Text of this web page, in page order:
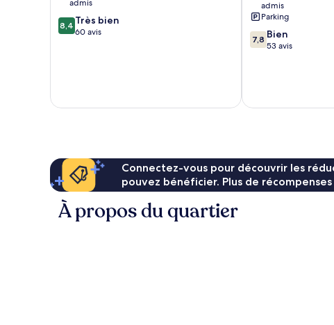
admis
8.4
sur
8,4 Très bien
60 avis
Le
Lavandou
admis
Parking
7.8
sur
7,8 Bien
53 avis
Connectez-vous pour découvrir les
pouvez bénéficier. Plus de récompenses
À propos du quartier